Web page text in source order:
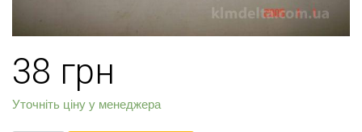
38 грн
Уточніть ціну у менеджера